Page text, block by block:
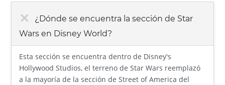
¿Dónde se encuentra la sección de Star
Wars en Disney World?
Esta sección se encuentra dentro de Disney's
Hollywood Studios, el terreno de Star Wars reemplazó
a la mayoría de la sección de Street of America del